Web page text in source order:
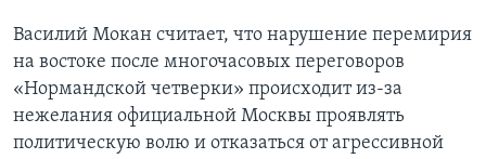
Василий Мокан считает, что нарушение перемирия
на востоке после многочасовых переговоров
«Нормандской четверки» происходит из-за
нежелания официальной Москвы проявлять
политическую волю и отказаться от агрессивной